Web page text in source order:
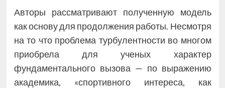
Авторы рассматривают полученную модель
как основу для продолжения работы. Несмотря
на то что проблема турбулентности во многом
приобрела для ученых характер
фундаментального вызова — по выражению
академика, «спортивного интереса, как